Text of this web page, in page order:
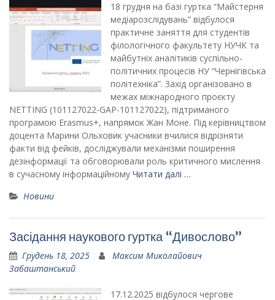
18 грудня на базі гуртка “Майстерня
медіарозслідувань” відбулося
практичне заняття для студентів
філологічного факультету НУЧК та
майбутніх аналітиків суспільно-
політичних процесів НУ “Чернігівська
політехніка”. Захід організовано в
межах міжнародного проєкту
NETTING (101127022-GAP-101127022), підтриманого
програмою Erasmus+, напрямок Жан Моне. Під керівництвом
доцента Марини Ольховик учасники вчилися відрізняти
факти від фейків, досліджували механізми поширення
дезінформації та обговорювали роль критичного мислення
в сучасному інформаційному Читати далі …
Новини
Засідання наукового гуртка “Дивослово”
Грудень 18, 2025
Максим Миколайович
Забаштанський
17.12.2025 відбулося чергове